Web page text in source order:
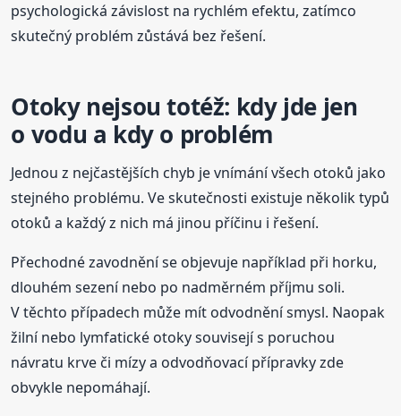
psychologická závislost na rychlém efektu, zatímco
skutečný problém zůstává bez řešení.
Otoky nejsou totéž: kdy jde jen
o vodu a kdy o problém
Jednou z nejčastějších chyb je vnímání všech otoků jako
stejného problému. Ve skutečnosti existuje několik typů
otoků a každý z nich má jinou příčinu i řešení.
Přechodné zavodnění se objevuje například při horku,
dlouhém sezení nebo po nadměrném příjmu soli.
V těchto případech může mít odvodnění smysl. Naopak
žilní nebo lymfatické otoky souvisejí s poruchou
návratu krve či mízy a odvodňovací přípravky zde
obvykle nepomáhají.